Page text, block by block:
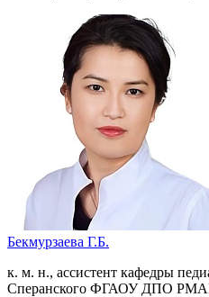
Бекмурзаева Г.Б.
к. м. н., ассистент кафедры
Сперанского ФГАОУ ДПО